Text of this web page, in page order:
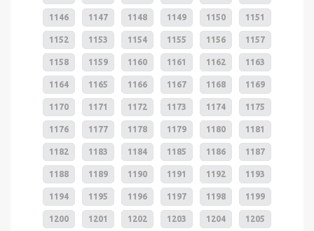
1146 1147 1148 1149 1150 1151
1152 1153 1154 1155 1156 1157
1158 1159 1160 1161 1162 1163
1164 1165 1166 1167 1168 1169
1170 1171 1172 1173 1174 1175
1176 1177 1178 1179 1180 1181
1182 1183 1184 1185 1186 1187
1188 1189 1190 1191 1192 1193
1194 1195 1196 1197 1198 1199
1200 1201 1202 1203 1204 1205